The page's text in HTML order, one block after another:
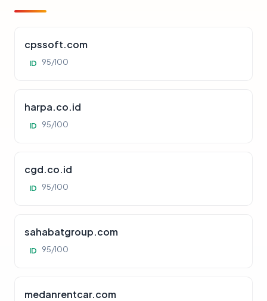
cpssoft.com
ID 95/100
harpa.co.id
ID 95/100
cgd.co.id
ID 95/100
sahabatgroup.com
ID 95/100
medanrentcar.com